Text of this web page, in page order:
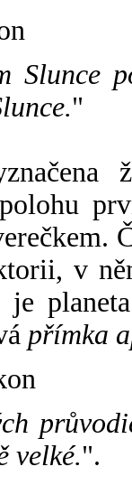
Slunce
"
v
přímka
velké.".